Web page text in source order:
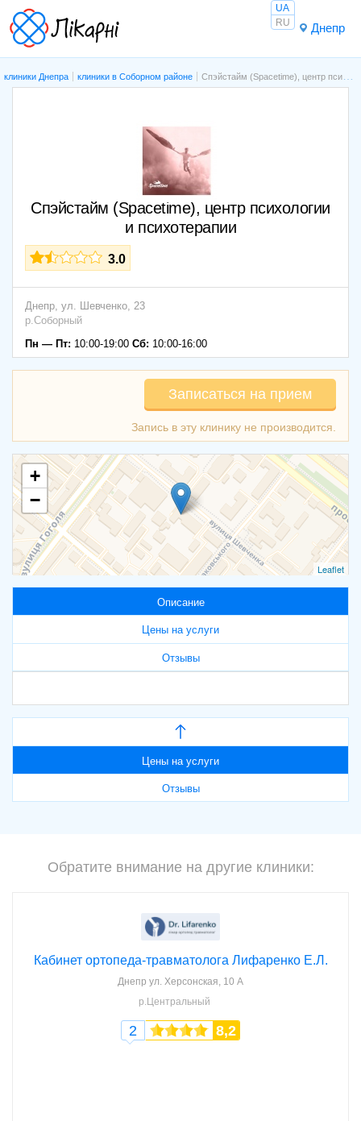
Днепр
UA
RU
клиники Днепра клиники в Соборном районе Спэйстайм (Spacetime), центр психологии и психотерапии
Спэйстайм (Spacetime), центр психологии
и психотерапии
3.0
Днепр, ул. Шевченко, 23
р.Соборный
Пн — Пт: 10:00-19:00 Сб: 10:00-16:00
Записаться на прием
+
−
Leaflet
Описание
Цены на услуги
Отзывы
Цены на услуги
Отзывы
Обратите внимание на другие клиники:
Кабинет ортопеда-травматолога Лифаренко Е.Л.
Днепр ул. Херсонская, 10 А
р.Центральный
2 8,2